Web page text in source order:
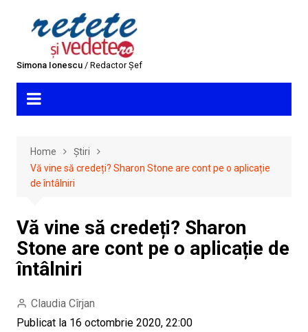
Simona Ionescu/ Redactor Șef
Home
Știri
Vă vine să credeți? Sharon Stone are cont pe o aplicație
de întâlniri
Vă vine să credeți? Sharon
Stone are cont pe o aplicație de
întâlniri
Claudia Cîrjan
Publicat la 16 octombrie 2020, 22:00